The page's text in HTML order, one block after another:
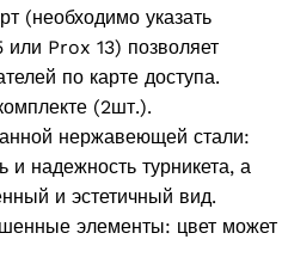
(необходимо указать
Prox 13) позволяет
по карте доступа.
(2шт.).
нержавеющей стали:
и надежность турникета, а
и эстетичный вид.
элементы: цвет может